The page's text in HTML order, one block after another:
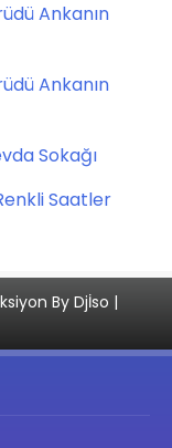
Ankanın
Ankanın
Sokağı
Saatler
By Djİso |